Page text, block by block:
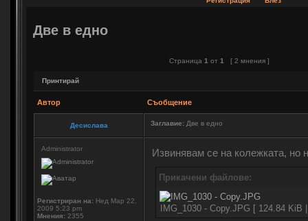
Две в едно
Страница 1 от 1 [ 2 мнения ]
Принтирай
Автор Съобщение
Десислава Заглавие: Две в едно
Administrator
Регистриран на: Нед Мар 22,
2009 5:23 pm
Мнения: 2355
Извинявам се на колежката,
Прикачени файлове:
IMG_1030 - Copy.JPG [ 124.84 KiB